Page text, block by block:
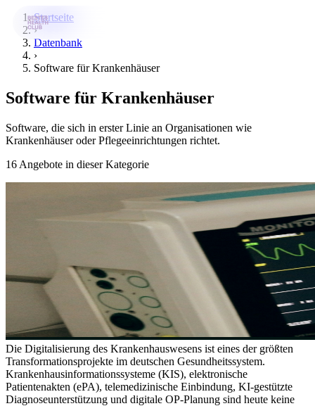
Über uns
Für Unternehmen
Startseite
›
Datenbank
›
Software für Krankenhäuser
Software für Krankenhäuser
Software, die sich in erster Linie an Organisationen wie
Krankenhäuser oder Pflegeeinrichtungen richtet.
16 Angebote in dieser Kategorie
Die Digitalisierung des Krankenhauswesens ist eines der größten
Transformationsprojekte im deutschen Gesundheitssystem.
Krankenhausinformationssysteme (KIS), elektronische
Patientenakten (ePA), telemedizinische Einbindung, KI-gestützte
Diagnoseunterstützung und digitale OP-Planung sind heute keine